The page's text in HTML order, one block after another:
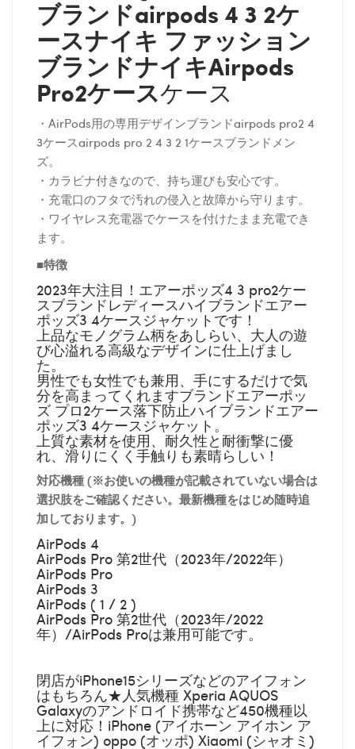
ブランドairpods 4 3 2ケ
ースナイキ ファッション
ブランドナイキAirpods
Pro2ケースケース
・AirPods用の専用デザインブランドairpods pro2 4
3ケースairpods pro 2 4 3 2 1ケースブランドメン
ズ。
・カラビナ付きなので、持ち運びも安心です。
・充電口のフタで汚れの侵入と故障から守ります。
・ワイヤレス充電器でケースを付けたまま充電でき
ます。
■特徴
2023年大注目！エアーポッズ4 3 pro2ケー
スブランドレディースハイブランドエアー
ポッズ3 4ケースジャケットです！
上品なモノグラム柄をあしらい、大人の遊
び心溢れる高級なデザインに仕上げまし
た。
男性でも女性でも兼用、手にするだけで気
分を高まってくれますブランドエアーポッ
ズ プロ2ケース落下防止ハイブランドエアー
ポッズ3 4ケースジャケット。
上質な素材を使用、耐久性と耐衝撃に優
れ、滑りにくく手触りも素晴らしい！
対応機種 (※お使いの機種が記載されていない場合は
選択肢をご確認ください。最新機種をはじめ随時追
加しております。)
AirPods 4
AirPods Pro 第2世代（2023年/2022年）
AirPods Pro
AirPods 3
AirPods ( 1 / 2 )
AirPods Pro 第2世代（2023年/2022
年）/AirPods Proは兼用可能です。
閉店がiPhone15シリーズなどのアイフォン
はもちろん★人気機種 Xperia AQUOS
Galaxyのアンドロイド携帯など450機種以
上に対応！iPhone (アイホーン アイホン ア
イフォン) oppo (オッポ) Xiaomi (シャオミ)